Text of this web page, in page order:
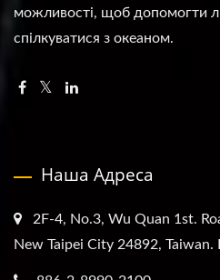
можливості, щоб допомогти
спілкуватися з океаном.
Наша Адреса
2F-4, No.3, Wu Quan 1st.
New Taipei City 24892, Taiwan.